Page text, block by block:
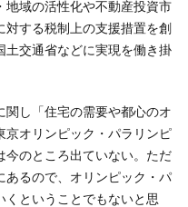
地域の活性化や不動産投資市
対する税制上の支援措置を創
土交通省などに実現を働き掛
し「住宅の需要や都心のオ
京オリンピック・パラリンピ
今のところ出ていない。ただ
あるので、オリンピック・パ
くということでもないと思